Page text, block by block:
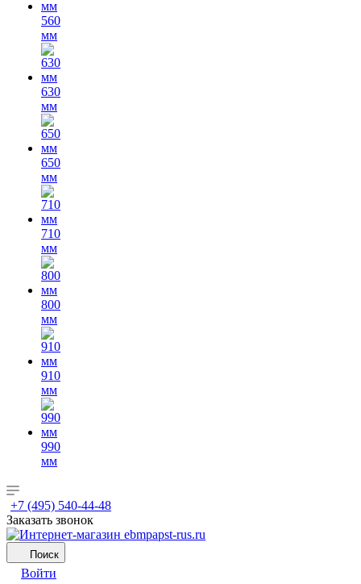
560
мм
630
мм
650
мм
710
мм
800
мм
910
мм
990
мм
+7 (495) 540-44-48
Заказать звонок
Поиск
Войти